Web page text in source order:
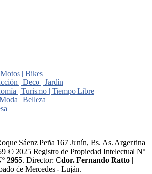
| Bikes
| Deco | Jardín
| Turismo | Tiempo Libre
| Belleza
Sáenz Peña 167 Junín, Bs. As. Argentina
© 2025 Registro de Propiedad Intelectual Nº
2955. Director:​ Cdor. Fernando Ratto |
de Mercedes - Luján.